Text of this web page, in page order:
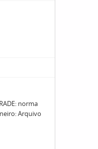
norma
Arquivo